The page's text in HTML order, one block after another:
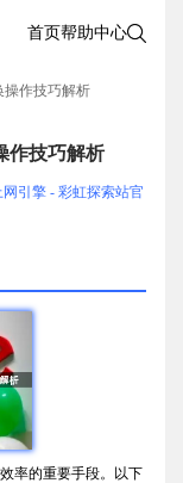
首页帮助中心
操作技巧解析
作技巧解析
引擎 - 彩虹探索站官
率的重要手段。以下